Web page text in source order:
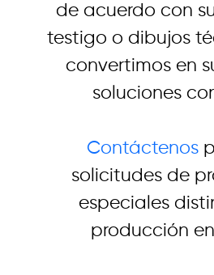
de acuerdo con
testigo o dibujos
convertimos en
soluciones
Contáctenos
solicitudes de
especiales
producción